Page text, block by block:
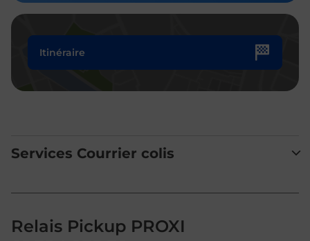
Itinéraire
Services Courrier colis
Relais Pickup PROXI